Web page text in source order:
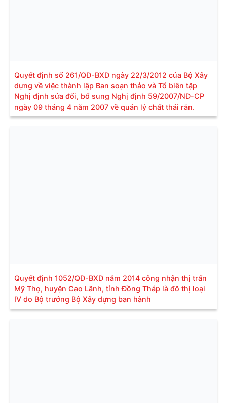
Quyết định số 261/QĐ-BXD ngày 22/3/2012 của Bộ Xây
dựng về việc thành lập Ban soạn thảo và Tổ biên tập
Nghị định sửa đổi, bổ sung Nghị định 59/2007/NĐ-CP
ngày 09 tháng 4 năm 2007 về quản lý chất thải rắn.
Quyết định 1052/QĐ-BXD năm 2014 công nhận thị trấn
Mỹ Thọ, huyện Cao Lãnh, tỉnh Đồng Tháp là đô thị loại
IV do Bộ trưởng Bộ Xây dựng ban hành